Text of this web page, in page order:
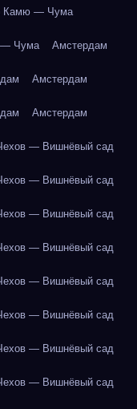
Камю — Чума
— Чума Амстердам
Амстердам
Амстердам
— Вишнёвый сад
— Вишнёвый сад
— Вишнёвый сад
— Вишнёвый сад
— Вишнёвый сад
— Вишнёвый сад
— Вишнёвый сад
— Вишнёвый сад